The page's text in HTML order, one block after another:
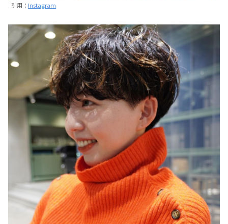
引用： Instagram